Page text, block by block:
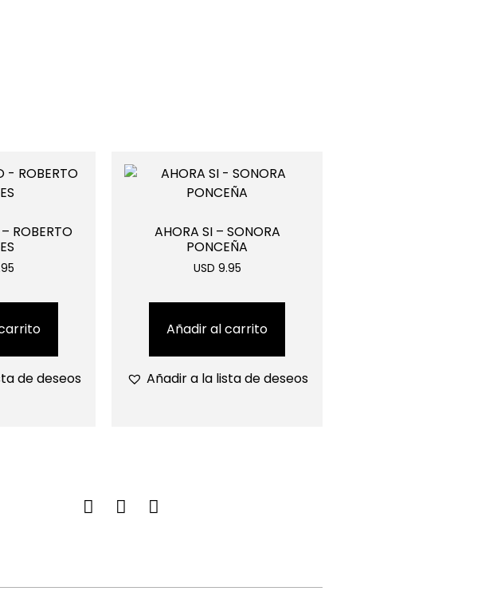
ROBERTO
de deseos
AHORA SI – SONORA
PONCEÑA
USD 9.95
Añadir al carrito
Añadir a la lista de deseos